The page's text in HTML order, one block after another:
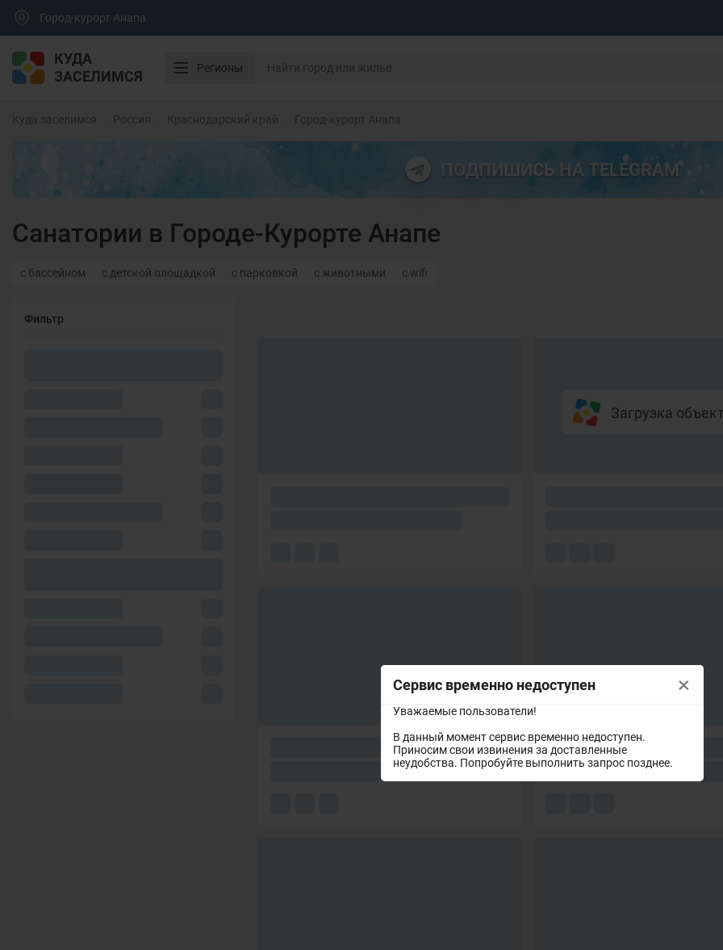
Сервис временно недоступен
Уважаемые пользователи!
В данный момент сервис временно недоступен.
Приносим свои извинения за доставленные
неудобства. Попробуйте выполнить запрос позднее.
×
Город-курорт Анапа
КУДА
ЗАСЕЛИМСЯ
Регионы
Куда заселимся Россия Краснодарский край Город-курорт Анапа
ПОДПИШИСЬ НА TELEGRAM
Санатории в Городе-Курорте Анапе
с бассейном с детской площадкой с парковкой с животными с wifi
Фильтр
Загрузка